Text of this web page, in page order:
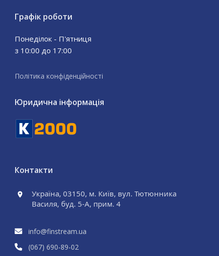
Графік роботи
Понеділок - П'ятниця
з 10:00 до 17:00
Політика конфіденційності
Юридична інформація
Контакти
Україна, 03150, м. Київ, вул. Тютюнника
Василя, буд. 5-А, прим. 4
info@finstream.ua
(067) 690-89-02